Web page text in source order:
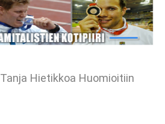
Tanja Hietikkoa Huomioitiin